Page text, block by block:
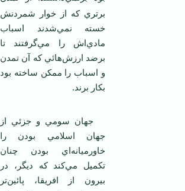
برتري که از خوار شمردنش
خسته نمي‌شدند اسباب
مادي‌اش را مي‌گرفتند تا
برضد ارزش‌هائي که آن تمدن
و اسباب را ممکن ساخته بود
بکار برند.
جهان سومي و جزئي از
جهان اسلامي بودن را
خاورميانه‌اي بودن چنان
تکميل مي‌کند که ديگر، در
بيرون از افريقا، پائين‌تر